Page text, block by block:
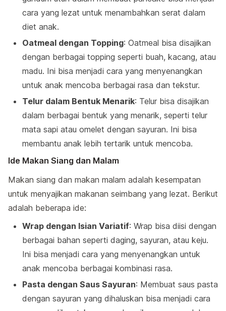
cara yang lezat untuk menambahkan serat dalam
diet anak.
Oatmeal dengan Topping: Oatmeal bisa disajikan
dengan berbagai topping seperti buah, kacang, atau
madu. Ini bisa menjadi cara yang menyenangkan
untuk anak mencoba berbagai rasa dan tekstur.
Telur dalam Bentuk Menarik: Telur bisa disajikan
dalam berbagai bentuk yang menarik, seperti telur
mata sapi atau omelet dengan sayuran. Ini bisa
membantu anak lebih tertarik untuk mencoba.
Ide Makan Siang dan Malam
Makan siang dan makan malam adalah kesempatan
untuk menyajikan makanan seimbang yang lezat. Berikut
adalah beberapa ide:
Wrap dengan Isian Variatif: Wrap bisa diisi dengan
berbagai bahan seperti daging, sayuran, atau keju.
Ini bisa menjadi cara yang menyenangkan untuk
anak mencoba berbagai kombinasi rasa.
Pasta dengan Saus Sayuran: Membuat saus pasta
dengan sayuran yang dihaluskan bisa menjadi cara